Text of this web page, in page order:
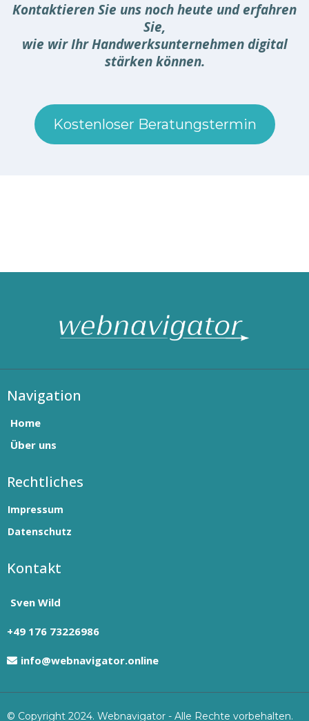
Kontaktieren Sie uns noch heute und erfahren
Sie,
wie wir Ihr Handwerksunternehmen digital
stärken können.
Kostenloser Beratungstermin
Navigation
Home
Über uns
Rechtliches
Impressum
Datenschutz
Kontakt
Sven Wild
+49 176 73226986
info@webnavigator.online
© Copyright 2024. Webnavigator - Alle Rechte vorbehalten.